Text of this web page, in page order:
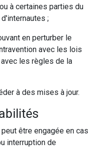
à certaines parties du
;
en perturber le
avec les lois
les règles de la
à des mises à jour.
être engagée en cas
interruption de